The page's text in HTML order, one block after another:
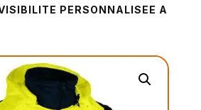
PERSONNALISEE A